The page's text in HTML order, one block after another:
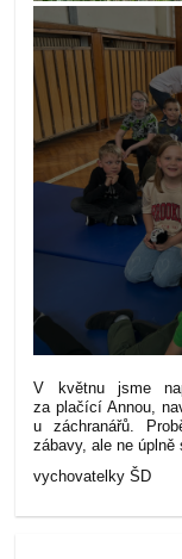
V květnu jsme
za plačící Annou,
u záchranářů.
zábavy, ale ne
vychovatelky ŠD